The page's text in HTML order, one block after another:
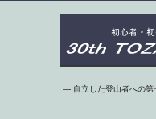
― 自立した登山者への第